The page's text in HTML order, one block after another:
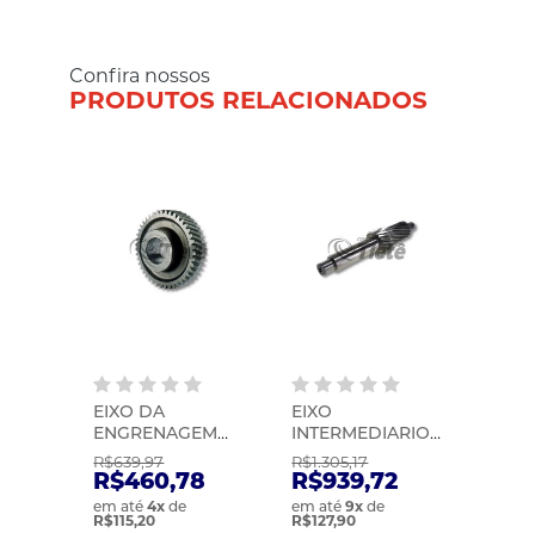
Confira nossos
PRODUTOS RELACIONADOS
EIXO DA
ENGRENAGEM
DA RE
VT2214/2514 |
KACMAZLAR |
20366756KS
R$639,97
R$460,78
em até4x de
R$115,20
EIXO
INTERMEDIARIO |
ZF | 0091203026
R$1.305,17
R$939,72
em até9x de
R$127,90